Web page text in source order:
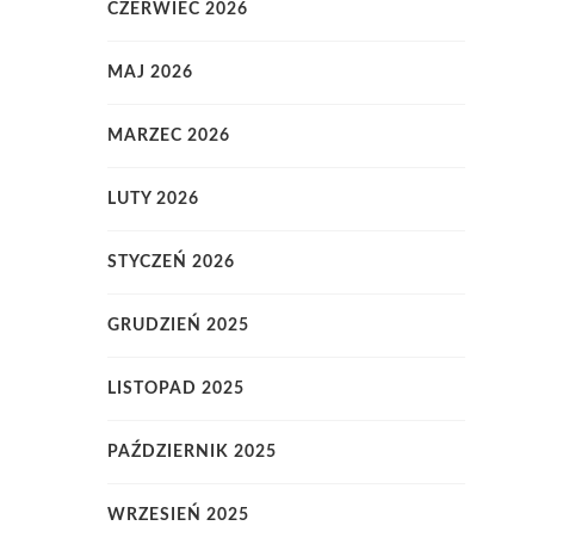
CZERWIEC 2026
MAJ 2026
MARZEC 2026
LUTY 2026
STYCZEŃ 2026
GRUDZIEŃ 2025
LISTOPAD 2025
PAŹDZIERNIK 2025
WRZESIEŃ 2025